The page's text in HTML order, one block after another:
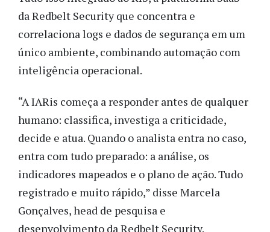
da Redbelt Security que concentra e
correlaciona logs e dados de segurança em um
único ambiente, combinando automação com
inteligência operacional.
“A IARis começa a responder antes de qualquer
humano: classifica, investiga a criticidade,
decide e atua. Quando o analista entra no caso,
entra com tudo preparado: a análise, os
indicadores mapeados e o plano de ação. Tudo
registrado e muito rápido,” disse Marcela
Gonçalves, head de pesquisa e
desenvolvimento da Redbelt Security.